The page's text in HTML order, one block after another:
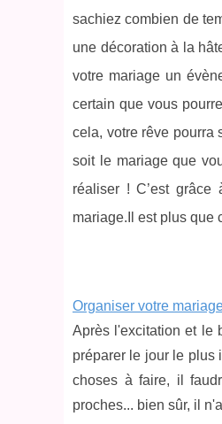
sachiez combien de
une décoration à la
votre mariage un
certain que vous
cela, votre rêve pourra
soit le mariage que
réaliser ! C’est
mariage.Il est plus que
Organiser votre
Après l'excitation et le
préparer le jour le plus
choses à faire, il
proches... bien sûr, il